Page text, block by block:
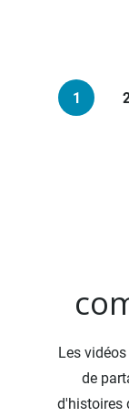
1
Les
de
d'histoires